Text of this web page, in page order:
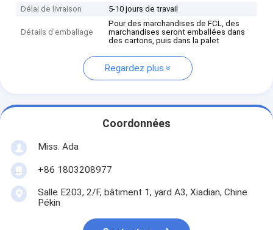
Délai de livraison
5-10 jours de travail
Détails d'emballage
Pour des marchandises de FCL, des
marchandises seront emballées dans
des cartons, puis dans la palet
Regardez plus
Coordonnées
Miss. Ada
+86 1803208977
Salle E203, 2/F, bâtiment 1, yard A3, Xiadian, Chine
Pékin